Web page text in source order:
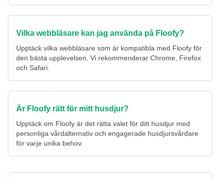
Vilka webbläsare kan jag använda på Floofy?
Upptäck vilka webbläsare som är kompatibla med Floofy för
den bästa upplevelsen. Vi rekommenderar Chrome, Firefox
och Safari.
Är Floofy rätt för mitt husdjur?
Upptäck om Floofy är det rätta valet för ditt husdjur med
personliga vårdalternativ och engagerade husdjursvårdare
för varje unika behov.